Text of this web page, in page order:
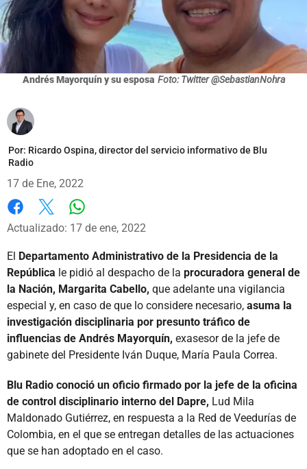
Andrés Mayorquín y su esposa Foto: Twitter @SebastianNohra
Por: Ricardo Ospina, director del servicio informativo de Blu
Radio
17 de Ene, 2022
Facebook
X
Actualizado: 17 de ene, 2022
El Departamento Administrativo de la Presidencia de la
República le pidió al despacho de la procuradora general de
la Nación, Margarita Cabello, que adelante una vigilancia
especial y, en caso de que lo considere necesario, asuma la
investigación disciplinaria por presunto tráfico de
influencias de Andrés Mayorquín, exasesor de la jefe de
gabinete del Presidente Iván Duque, María Paula Correa.
Blu Radio conoció un oficio firmado por la jefe de la oficina
de control disciplinario interno del Dapre, Lud Mila
Maldonado Gutiérrez, en respuesta a la Red de Veedurías de
Colombia, en el que se entregan detalles de las actuaciones
que se han adoptado en el caso.